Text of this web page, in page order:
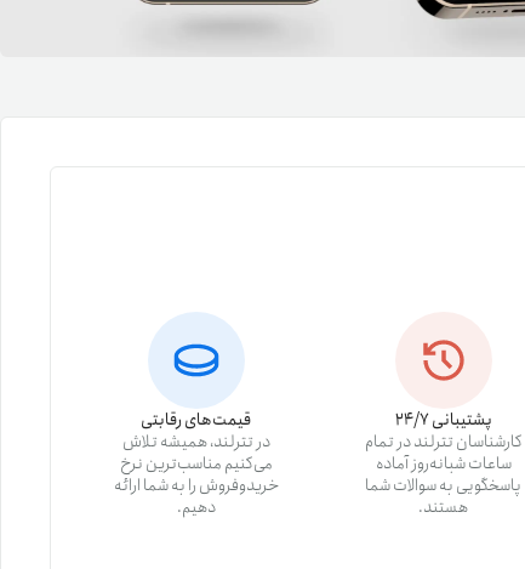
پشتیبانی 24/7
کارشناسان تترلند در تمام
ساعات شبانه‌روز آماده
پاسخگویی به سوالات شما
هستند.
قیمت‌های رقابتی
در تترلند، همیشه تلاش
می‌کنیم مناسب‌ترین نرخ
خریدوفروش را به شما ارائه
دهیم.